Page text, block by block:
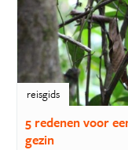
reisgids
5 redenen voor
gezin